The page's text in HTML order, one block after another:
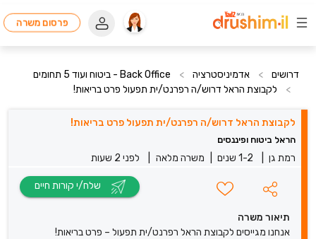
פרסום משרה
דרושים > אדמיניסטרציה >
Back Office - ביטוח ועוד 5 תחומים
>
לקבוצת הראל דרוש/ה רפרנט/ית תפעול פרט בריאות!
לקבוצת הראל דרוש/ה רפרנט/ית תפעול פרט בריאות!
הראל ביטוח ופיננסים
רמת גן 1-2 שנים משרה מלאה לפני 2 שעות
תיאור משרה
אנחנו מגייסים לקבוצת הראל רפרנט/ית תפעול – פרט בריאות!